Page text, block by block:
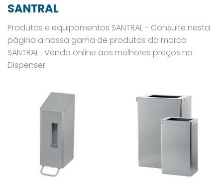
SANTRAL
Produtos e equipamentos SANTRAL - Consulte nesta
página a nossa gama de produtos da marca
SANTRAL . Venda online aos melhores preços na
Dispenser.